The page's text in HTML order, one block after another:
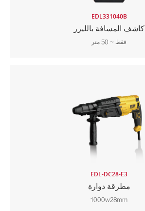
EDL331040B
كاشف المسافة بالليزر
فقط ~ 50 متر
EDL-DC28-E3
مطرقة دوارة
1000w28mm